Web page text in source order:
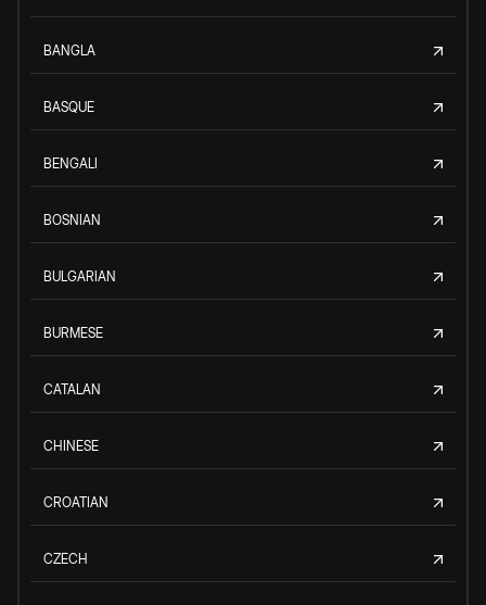
BANGLA
BASQUE
BENGALI
BOSNIAN
BULGARIAN
BURMESE
CATALAN
CHINESE
CROATIAN
CZECH